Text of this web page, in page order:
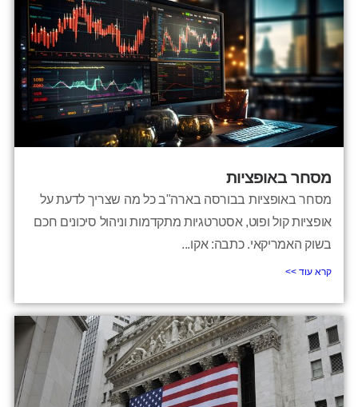
מסחר באופציות
מסחר באופציות בבורסה בארה"ב כל מה שצריך לדעת על
אופציות קול ופוט, אסטרטגיות מתקדמות וניהול סיכונים חכם
בשוק האמריקאי. כתבה: אקו...
קרא עוד >>